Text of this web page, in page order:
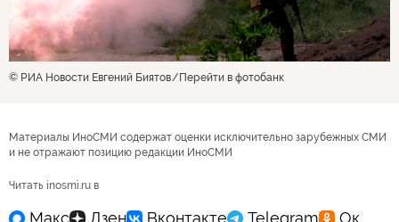
© РИА Новости Евгений Биятов Перейти в фотобанк
Материалы ИноСМИ содержат оценки исключительно зарубежных СМИ
и не отражают позицию редакции ИноСМИ
Читать inosmi.ru в